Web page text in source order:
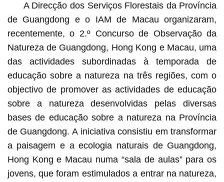
A Direcção dos Serviços Florestais da Província
de Guangdong e o IAM de Macau organizaram,
recentemente, o 2.º Concurso de Observação da
Natureza de Guangdong, Hong Kong e Macau, uma
das actividades subordinadas à temporada de
educação sobre a natureza na três regiões, com o
objectivo de promover as actividades de educação
sobre a natureza desenvolvidas pelas diversas
bases de educação sobre a natureza na Província
de Guangdong. A iniciativa consistiu em transformar
a paisagem e a ecologia naturais de Guangdong,
Hong Kong e Macau numa “sala de aulas” para os
jovens, que foram estimulados a entrar na natureza,